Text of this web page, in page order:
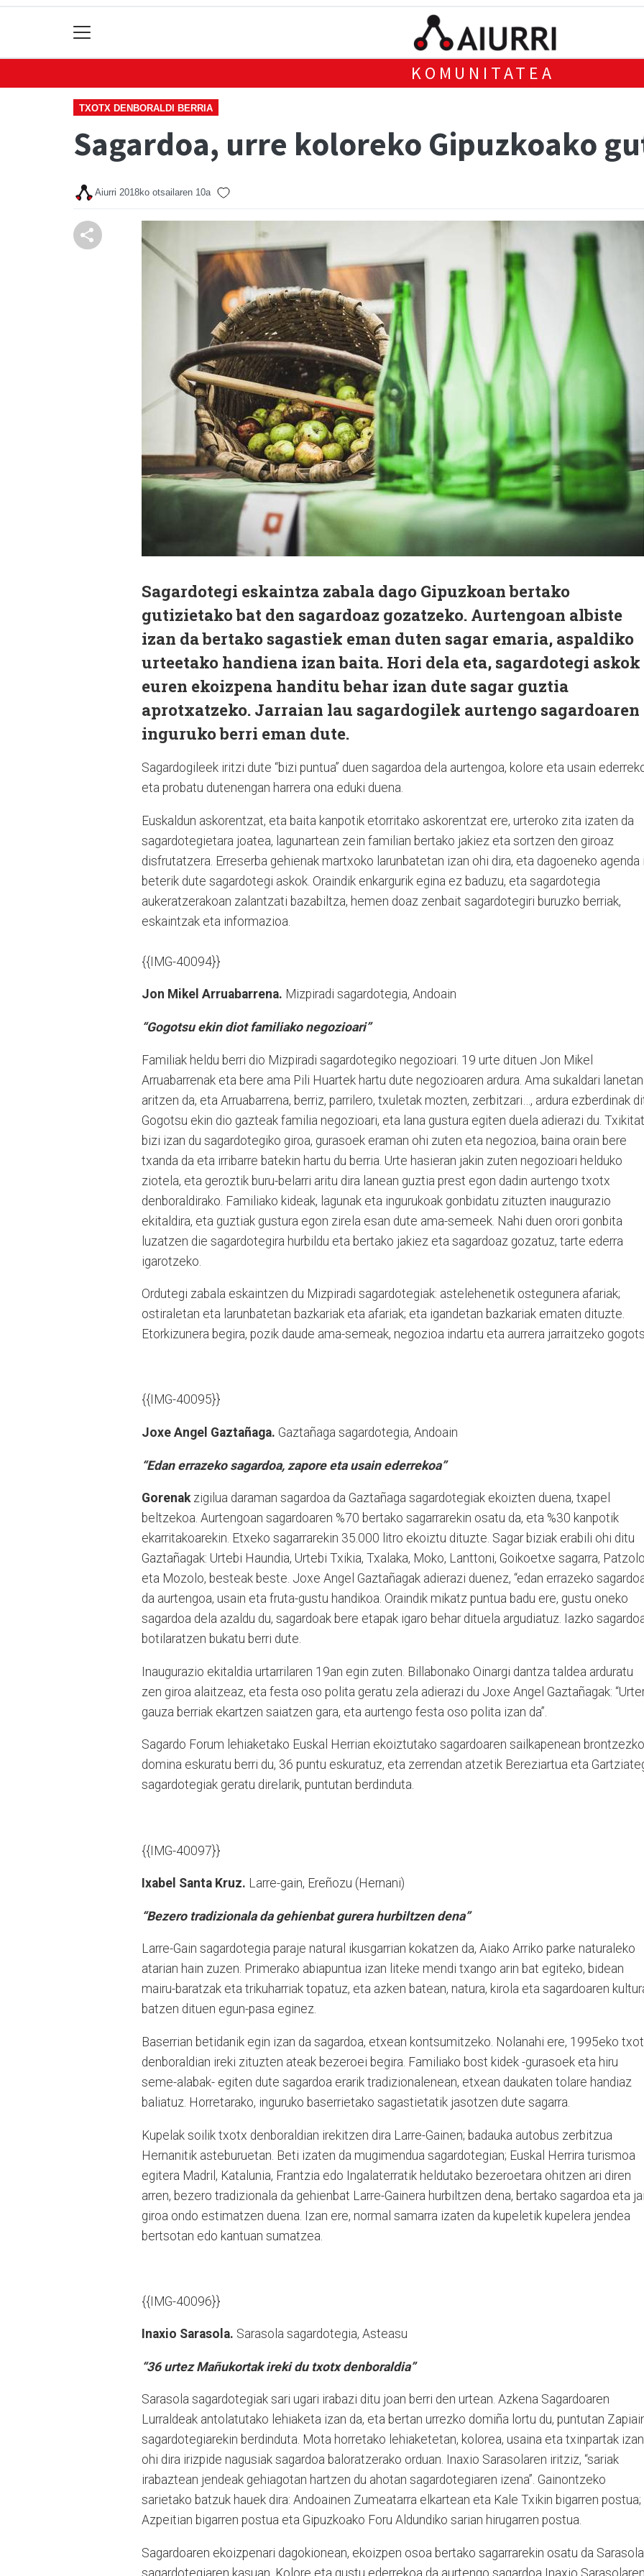
KOMUNITATEA
TXOTX DENBORALDI BERRIA
Sagardoa, urre koloreko Gipuzkoako
Aiurri 2018ko otsailaren 10a
Sagardotegi eskaintza zabala dago Gipuzkoan bertako
gutizietako bat den sagardoaz gozatzeko. Aurtengoan albiste
izan da bertako sagastiek eman duten sagar emaria, aspaldiko
urteetako handiena izan baita. Hori dela eta, sagardotegi askok
euren ekoizpena handitu behar izan dute sagar guztia
aprotxatzeko. Jarraian lau sagardogilek aurtengo sagardoaren
inguruko berri eman dute.
Sagardogileek iritzi dute “bizi puntua” duen sagardoa dela aurtengoa, kolore eta usain
eta probatu dutenengan harrera ona eduki duena.
Euskaldun askorentzat, eta baita kanpotik etorritako askorentzat ere, urteroko zita izaten da
sagardotegietara joatea, lagunartean zein familian bertako jakiez eta sortzen den giroaz
disfrutatzera. Erreserba gehienak martxoko larunbatetan izan ohi dira, eta dagoeneko agenda
beterik dute sagardotegi askok. Oraindik enkargurik egina ez baduzu, eta sagardotegia
aukeratzerakoan zalantzati bazabiltza, hemen doaz zenbait sagardotegiri buruzko berriak,
eskaintzak eta informazioa.
{{IMG-40094}}
Jon Mikel Arruabarrena. Mizpiradi sagardotegia, Andoain
“Gogotsu ekin diot familiako negozioari”
Familiak heldu berri dio Mizpiradi sagardotegiko negozioari. 19 urte dituen Jon Mikel
Arruabarrenak eta bere ama Pili Huartek hartu dute negozioaren ardura. Ama sukaldari lanetan
aritzen da, eta Arruabarrena, berriz, parrilero, txuletak mozten, zerbitzari…, ardura ezberdinak
Gogotsu ekin dio gazteak familia negozioari, eta lana gustura egiten duela adierazi du.
bizi izan du sagardotegiko giroa, gurasoek eraman ohi zuten eta negozioa, baina orain bere
txanda da eta irribarre batekin hartu du berria. Urte hasieran jakin zuten negozioari helduko
ziotela, eta geroztik buru-belarri aritu dira lanean guztia prest egon dadin aurtengo txotx
denboraldirako. Familiako kideak, lagunak eta ingurukoak gonbidatu zituzten inaugurazio
ekitaldira, eta guztiak gustura egon zirela esan dute ama-semeek. Nahi duen orori gonbita
luzatzen die sagardotegira hurbildu eta bertako jakiez eta sagardoaz gozatuz, tarte ederra
igarotzeko.
Ordutegi zabala eskaintzen du Mizpiradi sagardotegiak: astelehenetik ostegunera afariak;
ostiraletan eta larunbatetan bazkariak eta afariak; eta igandetan bazkariak ematen dituzte.
Etorkizunera begira, pozik daude ama-semeak, negozioa indartu eta aurrera jarraitzeko
{{IMG-40095}}
Joxe Angel Gaztañaga. Gaztañaga sagardotegia, Andoain
“Edan errazeko sagardoa, zapore eta usain ederrekoa”
Gorenakzigilua daraman sagardoa da Gaztañaga sagardotegiak ekoizten duena, txapel
beltzekoa. Aurtengoan sagardoaren %70 bertako sagarrarekin osatu da, eta %30 kanpotik
ekarritakoarekin. Etxeko sagarrarekin 35.000 litro ekoiztu dituzte. Sagar biziak erabili ohi ditu
Gaztañagak: Urtebi Haundia, Urtebi Txikia, Txalaka, Moko, Lanttoni, Goikoetxe sagarra, Patzolo
eta Mozolo, besteak beste. Joxe Angel Gaztañagak adierazi duenez, “edan errazeko
da aurtengoa, usain eta fruta-gustu handikoa. Oraindik mikatz puntua badu ere, gustu oneko
sagardoa dela azaldu du, sagardoak bere etapak igaro behar dituela argudiatuz. Iazko
botilaratzen bukatu berri dute.
Inaugurazio ekitaldia urtarrilaren 19an egin zuten. Billabonako Oinargi dantza taldea arduratu
zen giroa alaitzeaz, eta festa oso polita geratu zela adierazi du Joxe Angel Gaztañagak:
gauza berriak ekartzen saiatzen gara, eta aurtengo festa oso polita izan da”.
Sagardo Forum lehiaketako Euskal Herrian ekoiztutako sagardoaren sailkapenean brontzezko
domina eskuratu berri du, 36 puntu eskuratuz, eta zerrendan atzetik Bereziartua eta
sagardotegiak geratu direlarik, puntutan berdinduta.
{{IMG-40097}}
Ixabel Santa Kruz. Larre-gain, Ereñozu (Hernani)
“Bezero tradizionala da gehienbat gurera hurbiltzen dena”
Larre-Gain sagardotegia paraje natural ikusgarrian kokatzen da, Aiako Arriko parke naturaleko
atarian hain zuzen. Primerako abiapuntua izan liteke mendi txango arin bat egiteko, bidean
mairu-baratzak eta trikuharriak topatuz, eta azken batean, natura, kirola eta sagardoaren
batzen dituen egun-pasa eginez.
Baserrian betidanik egin izan da sagardoa, etxean kontsumitzeko. Nolanahi ere, 1995eko
denboraldian ireki zituzten ateak bezeroei begira. Familiako bost kidek -gurasoek eta hiru
seme-alabak- egiten dute sagardoa erarik tradizionalenean, etxean daukaten tolare handiaz
baliatuz. Horretarako, inguruko baserrietako sagastietatik jasotzen dute sagarra.
Kupelak soilik txotx denboraldian irekitzen dira Larre-Gainen; badauka autobus zerbitzua
Hernanitik asteburuetan. Beti izaten da mugimendua sagardotegian; Euskal Herrira turismoa
egitera Madril, Katalunia, Frantzia edo Ingalaterratik heldutako bezeroetara ohitzen ari diren
arren, bezero tradizionala da gehienbat Larre-Gainera hurbiltzen dena, bertako sagardoa eta
giroa ondo estimatzen duena. Izan ere, normal samarra izaten da kupeletik kupelera jendea
bertsotan edo kantuan sumatzea.
{{IMG-40096}}
Inaxio Sarasola. Sarasola sagardotegia, Asteasu
“36 urtez Mañukortak ireki du txotx denboraldia”
Sarasola sagardotegiak sari ugari irabazi ditu joan berri den urtean. Azkena Sagardoaren
Lurraldeak antolatutako lehiaketa izan da, eta bertan urrezko domiña lortu du, puntutan
sagardotegiarekin berdinduta. Mota horretako lehiaketetan, kolorea, usaina eta txinpartak izan
ohi dira irizpide nagusiak sagardoa baloratzerako orduan. Inaxio Sarasolaren iritziz, “sariak
irabaztean jendeak gehiagotan hartzen du ahotan sagardotegiaren izena”. Gainontzeko
sarietako batzuk hauek dira: Andoainen Zumeatarra elkartean eta Kale Txikin bigarren postua;
Azpeitian bigarren postua eta Gipuzkoako Foru Aldundiko sarian hirugarren postua.
Sagardoaren ekoizpenari dagokionean, ekoizpen osoa bertako sagarrarekin osatu da Sarasola